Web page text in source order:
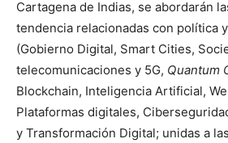
Cartagena de Indias, se abordarán
tendencia relacionadas con política
(Gobierno Digital, Smart Cities,
telecomunicaciones y 5G, Quantum
Blockchain, Inteligencia Artificial,
Plataformas digitales,
y Transformación Digital; unidas a